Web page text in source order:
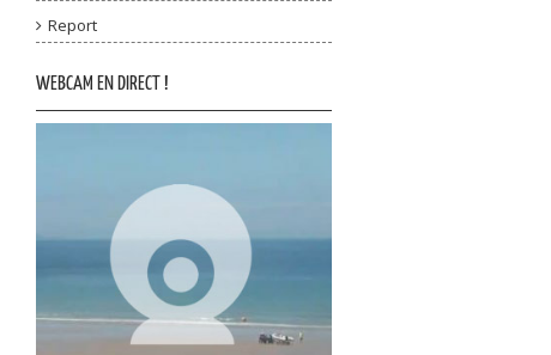
Report
WEBCAM EN DIRECT !